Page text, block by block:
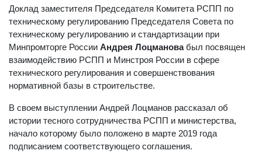
Доклад заместителя Председателя Комитета РСПП по
техническому регулированию Председателя Совета по
техническому регулированию и стандартизации при
Минпромторге России Андрея Лоцмановабыл посвящен
взаимодействию РСПП и Минстроя России в сфере
технического регулирования и совершенствования
нормативной базы в строительстве.
В своем выступлении Андрей Лоцманов рассказал об
истории тесного сотрудничества РСПП и министерства,
начало которому было положено в марте 2019 года
подписанием соответствующего соглашения.